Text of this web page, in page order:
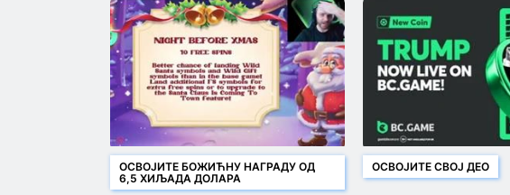
ОСВОЈИТЕ БОЖИЋНУ НАГРАДУ ОД
6,5 ХИЉАДА ДОЛАРА
ОСВОЈИТЕ СВОЈ ДЕО